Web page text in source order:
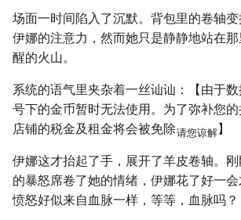
场面一时间陷入了沉默。背包里的卷轴
伊娜的注意力，然而她只是静静地站在
醒的火山。
系统的语气里夹杂着一丝讪讪：【由于
号下的金币暂时无法使用。为了弥补您
店铺的税金及租金将会被免除请您谅解】
伊娜这才抬起了手，展开了羊皮卷轴。
的暴怒席卷了她的情绪，伊娜花了好一
愤怒好似来自血脉一样，等等，血脉吗？